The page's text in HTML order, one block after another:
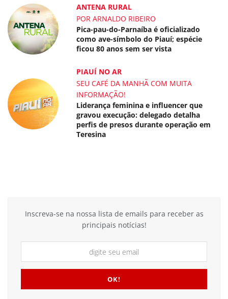
ANTENA RURAL
POR ARNALDO RIBEIRO
Pica-pau-do-Parnaíba é oficializado
como ave-símbolo do Piauí; espécie
ficou 80 anos sem ser vista
PIAUÍ NO AR
SEU CAFÉ DA MANHÃ COM MUITA
INFORMAÇÃO!
Liderança feminina e influencer que
gravou execução: delegado detalha
perfis de presos durante operação em
Teresina
Inscreva-se na nossa lista de emails para receber as
principais notícias!